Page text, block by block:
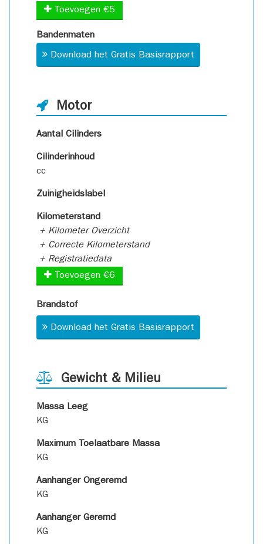
Toevoegen €5
Bandenmaten
Download het Gratis Basisrapport
Motor
Aantal Cilinders
Cilinderinhoud
cc
Zuinigheidslabel
Kilometerstand
+ Kilometer Overzicht
+ Correcte Kilometerstand
+ Registratiedata
Toevoegen €6
Brandstof
Download het Gratis Basisrapport
Gewicht & Milieu
Massa Leeg
KG
Maximum Toelaatbare Massa
KG
Aanhanger Ongeremd
KG
Aanhanger Geremd
KG